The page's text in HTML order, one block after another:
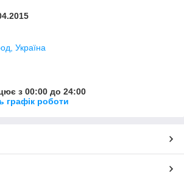
Україна
з 00:00 до 24:00
графік роботи